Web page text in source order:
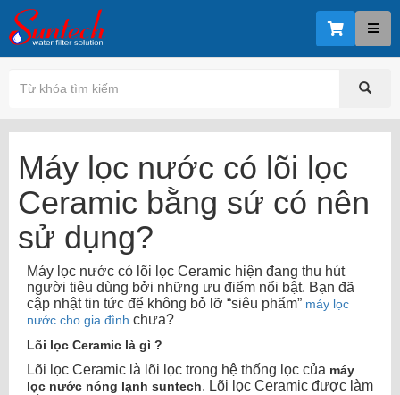
Máy lọc nước có lõi lọc
Ceramic bằng sứ có nên
sử dụng?
Máy lọc nước có lõi lọc Ceramic hiện đang thu hút
người tiêu dùng bởi những ưu điểm nổi bật. Bạn đã
cập nhật tin tức để không bỏ lỡ “siêu phẩm” máy lọc
nước cho gia đình chưa?
Lõi lọc Ceramic là gì ?
Lõi lọc Ceramic là lõi lọc trong hệ thống lọc của máy
lọc nước nóng lạnh suntech. Lõi lọc Ceramic được làm